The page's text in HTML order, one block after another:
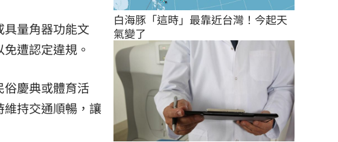
量角器功能文
遭認定違規。
慶典或體育活
持交通順暢，讓
白海豚「這時」最靠近台灣！今起天
氣變了